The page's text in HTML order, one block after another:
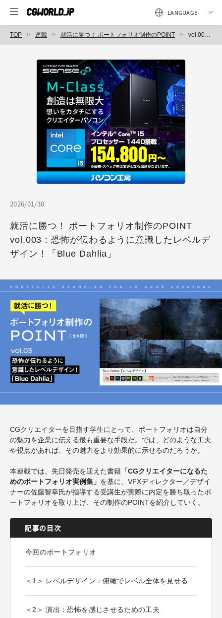
TOP 連載 就活に勝つ！ ポートフォリオ制作のPOINT vol.003：恐怖が伝わるように意識したレベルデザイン！「Blue Dahlia」
2026/01/30
就活に勝つ！ ポートフォリオ制作のPOINT
vol.003：恐怖が伝わるように意識したレベルデ
ザイン！「Blue Dahlia」
CGクリエイターを目指す学生にとって、ポートフォリオは自分
の魅力を企業に伝える最も重要な手段だ。では、どのような工夫
や視点があれば、その魅力をより効果的に示せるのだろうか。
本連載では、先日発売を迎えた書籍 「CGクリエイターになるた
めのポートフォリオ実例集」 を基に、VFXディレクター／デザイ
ナーの佐藤智幸氏が指導する受講生が実際に内定を勝ち取ったポ
ートフォリオを取り上げ、その制作のPOINTを紹介していく。
記事の目次
今回のポートフォリオ
＜1＞ レベルデザイン：俯瞰でレベル全体を見せる
＜2＞ 演出：恐怖を感じさせるための工夫